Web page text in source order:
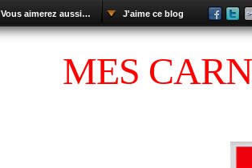
MES
Vous aimerez aussi… J'aime ce blog